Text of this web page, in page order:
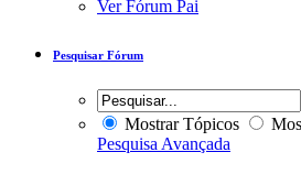
Ver Fórum Pai
Pesquisar Fórum
Mostrar Tópicos
Pesquisa Avançada